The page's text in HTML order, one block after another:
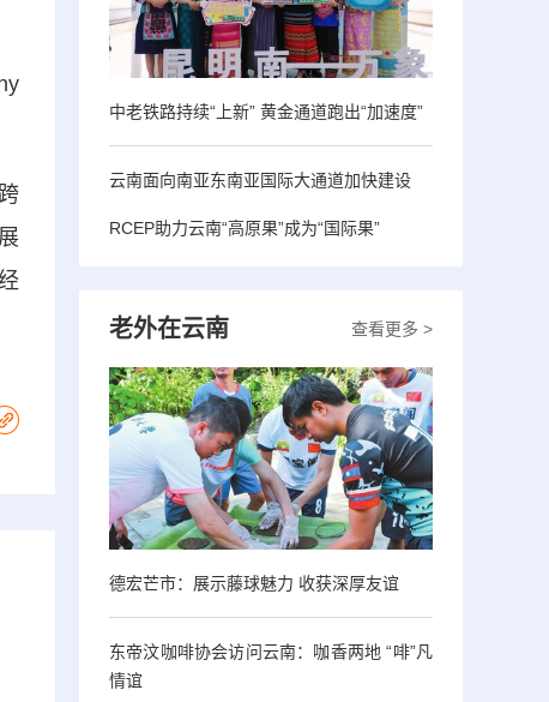
中老铁路持续“上新” 黄金通道跑出“加速度”
云南面向南亚东南亚国际大通道加快建设
RCEP助力云南“高原果”成为“国际果”
查看更多 >
老外在云南
德宏芒市：展示藤球魅力 收获深厚友谊
东帝汶咖啡协会访问云南：咖香两地 “啡”凡
情谊